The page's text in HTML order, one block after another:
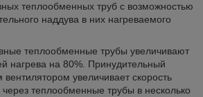
теплообменных труб с возможностью
наддува в них нагреваемого
теплообменные трубы увеличивают
нагрева на 80%. Принудительный
вентилятором увеличивает скорость
теплообменные трубы в несколько